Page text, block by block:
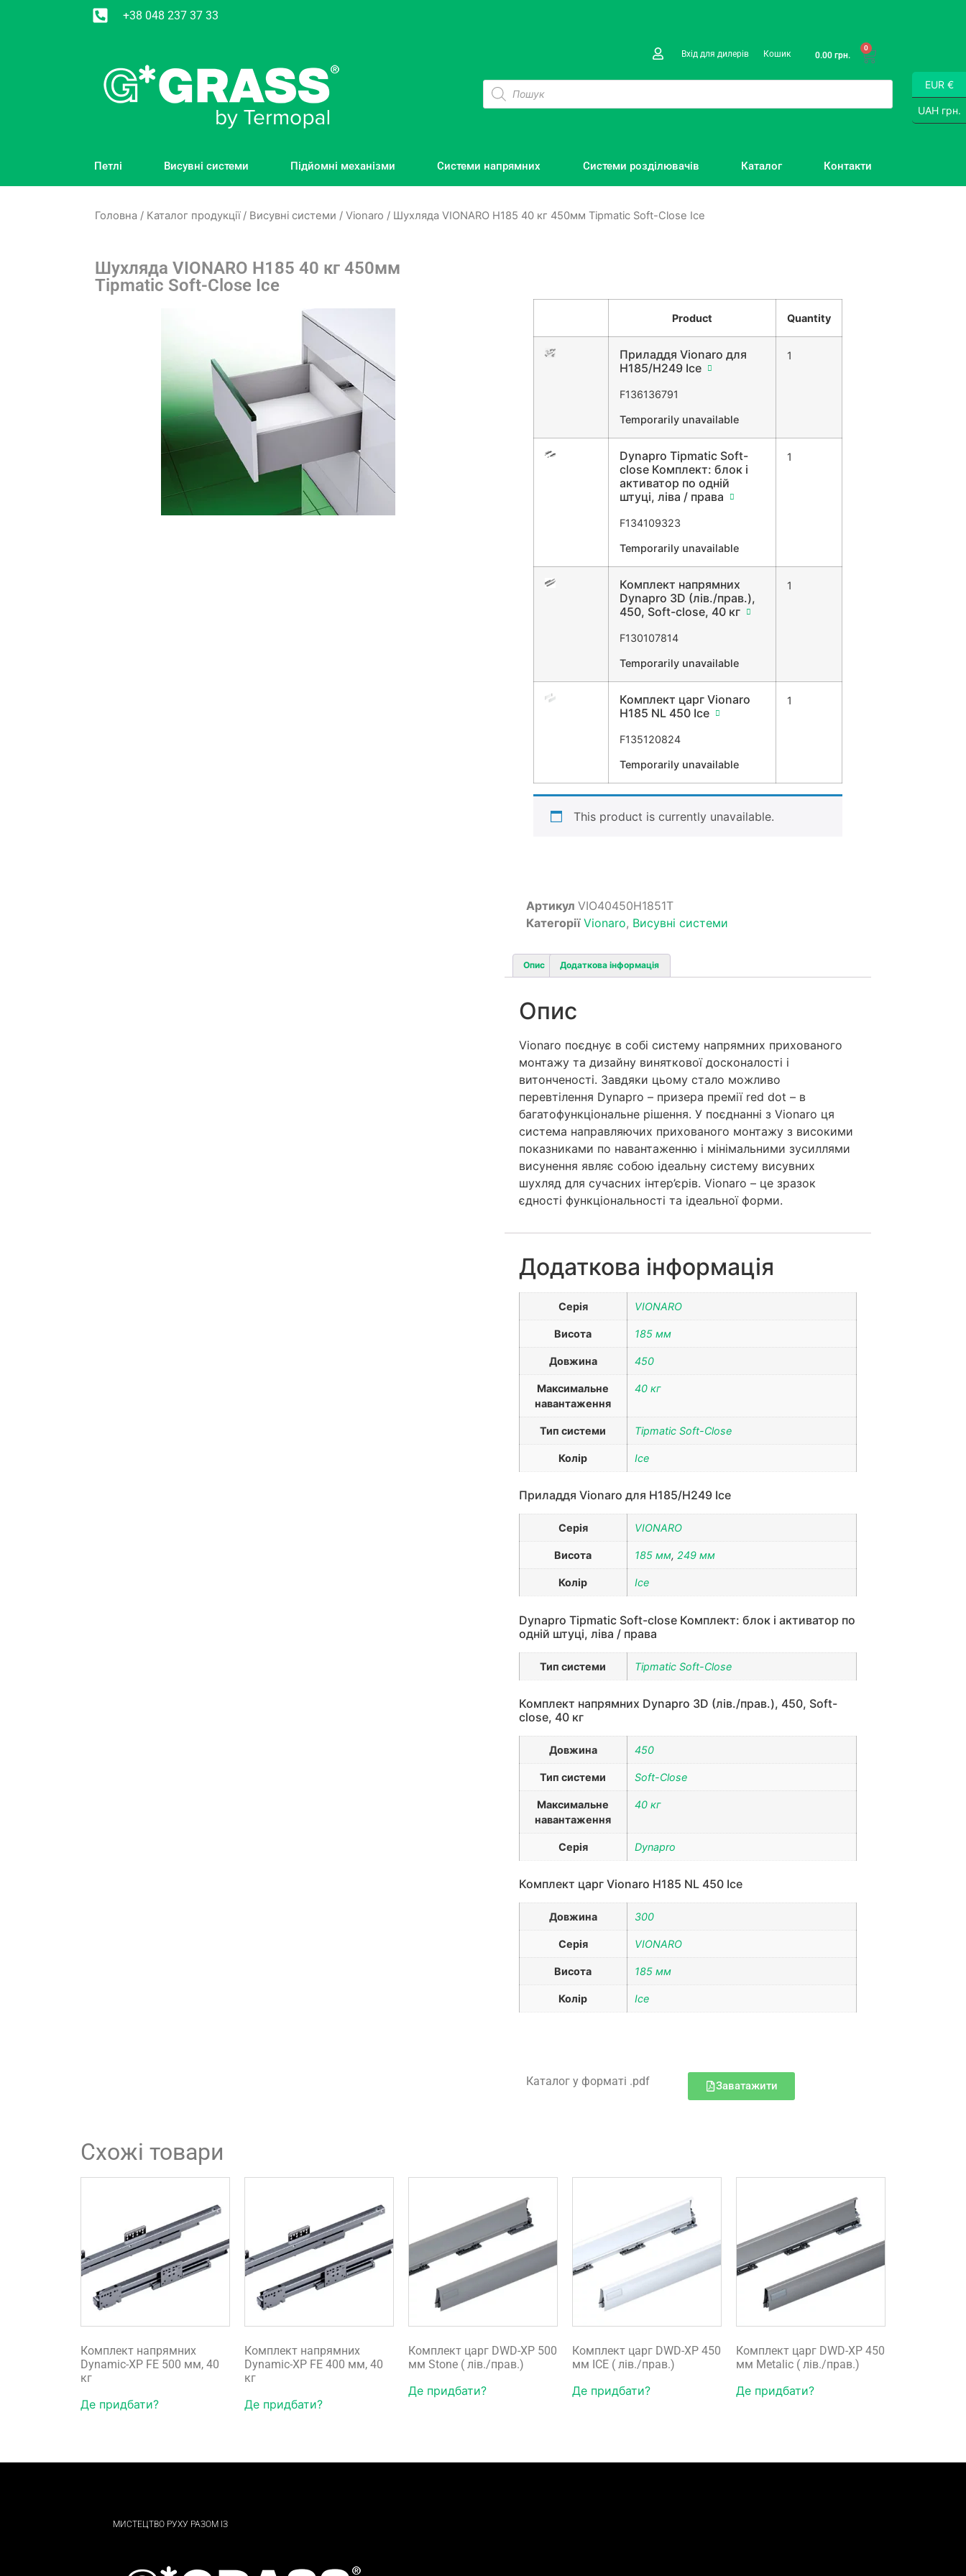
+38 048 237 37 33
Вхід для дилерів Кошик 0.00 грн.
0
Петлі Висувні системи Підйомні механізми Системи напрямних Системи розділювачів Каталог Контакти
Головна / Каталог продукції/ Висувні системи / Vionaro / Шухляда VIONARO H185 40 кг 450мм Tipmatic Soft-Close Ice
Шухляда VIONARO H185 40 кг 450мм
Tipmatic Soft-Close Ice
Product Quantity
Приладдя Vionaro для
H185/H249 Ice
F136136791
Temporarily unavailable
1
Dynapro Tipmatic Soft-
close Комплект: блок і
активатор по одній
штуці, ліва / права
F134109323
Temporarily unavailable
1
Комплект напрямних
Dynapro 3D (лів./прав.),
450, Soft-close, 40 кг
F130107814
Temporarily unavailable
1
Комплект царг Vionaro
H185 NL 450 Ice
F135120824
Temporarily unavailable
1
This product is currently unavailable.
Артикул VIO40450H1851T
Категорії Vionaro, Висувні системи
Опис Додаткова інформація
Опис
Vionaro поєднує в собі систему напрямних прихованого
монтажу та дизайну виняткової досконалості і
витонченості. Завдяки цьому стало можливо
перевтілення Dynapro – призера премії red dot – в
багатофункціональне рішення. У поєднанні з Vionaro ця
система направляючих прихованого монтажу з високими
показниками по навантаженню і мінімальними зусиллями
висунення являє собою ідеальну систему висувних
шухляд для сучасних інтер’єрів. Vionaro – це зразок
єдності функціональності та ідеальної форми.
Додаткова інформація
Серія VIONARO
Висота 185 мм
Довжина 450
Максимальне
навантаження
40 кг
Тип системи Tipmatic Soft-Close
Колір Ice
Приладдя Vionaro для H185/H249 Ice
Серія VIONARO
Висота 185 мм, 249 мм
Колір Ice
Dynapro Tipmatic Soft-close Комплект: блок і активатор по
одній штуці, ліва / права
Тип системи Tipmatic Soft-Close
Комплект напрямних Dynapro 3D (лів./прав.), 450, Soft-
close, 40 кг
Довжина 450
Тип системи Soft-Close
Максимальне
навантаження
40 кг
Серія Dynapro
Комплект царг Vionaro H185 NL 450 Ice
Довжина 300
Серія VIONARO
Висота 185 мм
Колір Ice
Каталог у форматі .pdf Заватажити
Схожі товари
Комплект напрямних
Dynamic-XP FE 500 мм, 40
кг
Де придбати?
Комплект напрямних
Dynamic-XP FE 400 мм, 40
кг
Де придбати?
Комплект царг DWD-XP 500
мм Stone ( лів./прав.)
Де придбати?
Комплект царг DWD-XP 450
мм ICE ( лів./прав.)
Де придбати?
Комплект царг DWD-XP 450
мм Metalic ( лів./прав.)
Де придбати?
МИСТЕЦТВО РУХУ РАЗОМ ІЗ
EUR €
UAH грн.